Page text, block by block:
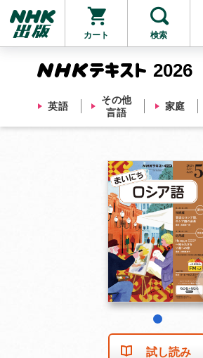
カート 検索
2026
英語
その他
言語
家庭
他にも商品を買う
試し読み